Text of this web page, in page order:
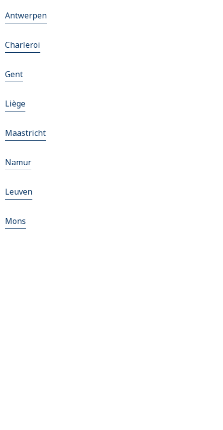
Antwerpen
Charleroi
Gent
Liège
Maastricht
Namur
Leuven
Mons